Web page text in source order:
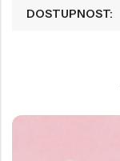
DOSTUPNOST: